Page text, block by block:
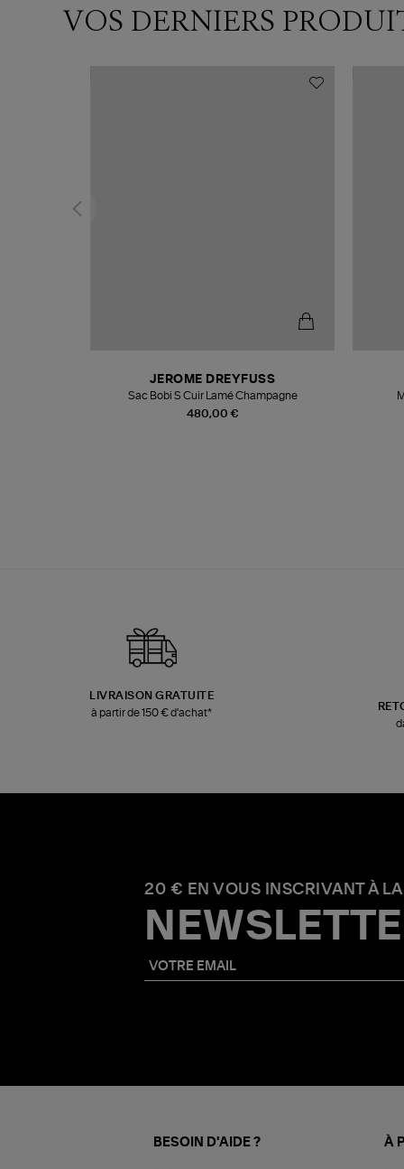
VOS DERNIERS
480,00 €
JEROME DREYFUSS
Sac Bobi S Cuir Lamé Champagne
LIVRAISON GRATUITE
à partir de 150 € d'achat*
20 € EN VOUS INSCRIVANT À LA
BESOIN D'AIDE ? À